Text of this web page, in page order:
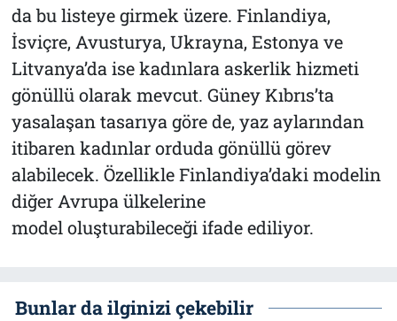
da bu listeye girmek üzere. Finlandiya,
İsviçre, Avusturya, Ukrayna, Estonya ve
Litvanya’da ise kadınlara askerlik hizmeti
gönüllü olarak mevcut. Güney Kıbrıs’ta
yasalaşan tasarıya göre de, yaz aylarından
itibaren kadınlar orduda gönüllü görev
alabilecek. Özellikle Finlandiya’daki modelin
diğer Avrupa ülkelerine
model oluşturabileceği ifade ediliyor.
Bunlar da ilginizi çekebilir